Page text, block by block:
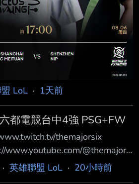
LoL · 1天前
都電競台中4強 PSG+FW
themajorsix
www.youtube.com/@themajorsi
賽制:BO3/全局BP 賽程
· 英雄聯盟 LoL · 20小時前